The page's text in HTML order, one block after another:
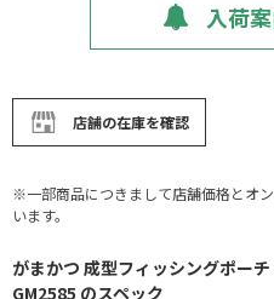
入荷
店舗の在庫を確認
※一部商品につきまして店舗価格とオ
います。
がまかつ 成型フィッシングポー
GM2585 のスペック